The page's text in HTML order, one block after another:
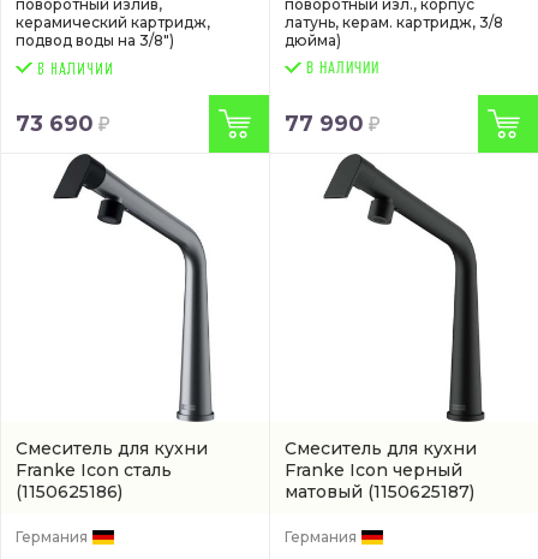
поворотный излив,
керамический картридж,
подвод воды на 3/8")
73 690
поворотный изл., корпус
латунь, керам. картридж, 3/8
дюйма)
В НАЛИЧИИ
77 990
Смеситель для кухни
Franke Icon сталь
(1150625186)
Германия
Смеситель для кухни
Franke Icon черный
матовый (1150625187)
Германия